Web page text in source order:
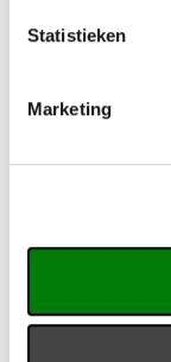
Statistieken
Marketing